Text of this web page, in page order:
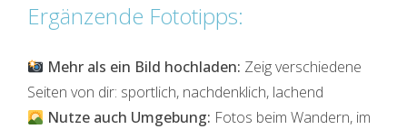
Ergänzende Fototipps:
Mehr als ein Bild hochladen: Zeig verschiedene
Seiten von dir: sportlich, nachdenklich, lachend
Nutze auch Umgebung: Fotos beim Wandern, im